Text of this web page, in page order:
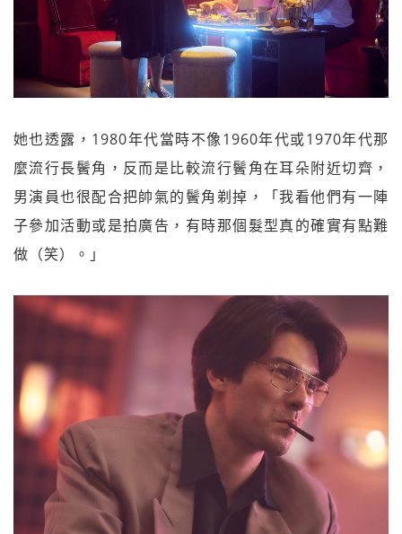
她也透露，1980年代當時不像1960年代或1970年代那
麼流行長鬢角，反而是比較流行鬢角在耳朵附近切齊，
男演員也很配合把帥氣的鬢角剃掉，「我看他們有一陣
子參加活動或是拍廣告，有時那個髮型真的確實有點難
做（笑）。」